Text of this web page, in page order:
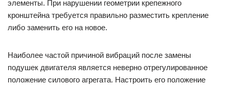
элементы. При нарушении геометрии крепежного
кронштейна требуется правильно разместить крепление
либо заменить его на новое.
Наиболее частой причиной вибраций после замены
подушек двигателя является неверно отрегулированное
положение силового агрегата. Настроить его положение